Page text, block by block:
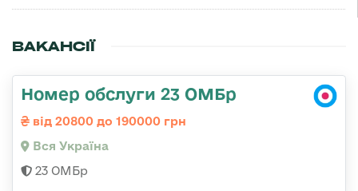
ВАКАНСІЇ
Номер обслуги 23 ОМБр
від 20800 до 190000 грн
Вся Україна
23 ОМБр